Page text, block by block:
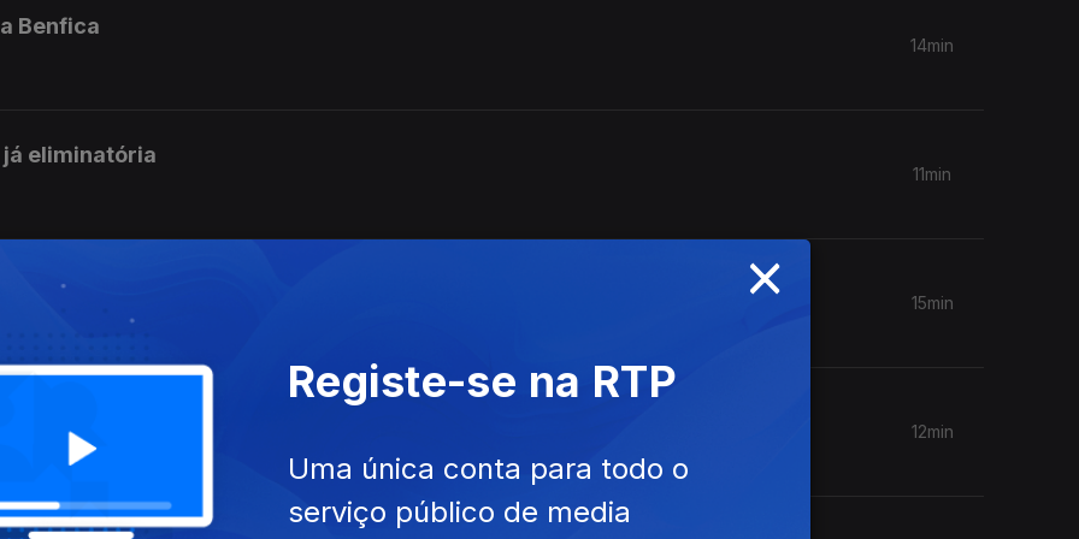
Benfica
14min
eliminatória
11min
Braga em entrevista
15min
12min
×
Registe-se na RTP
Uma única conta para todo o
serviço público de media